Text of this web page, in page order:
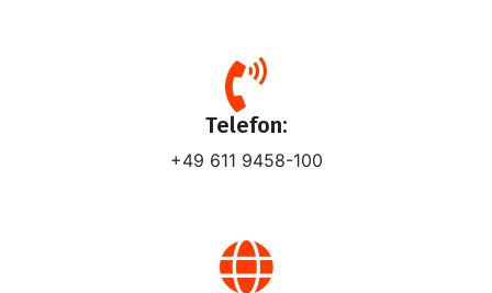
Telefon:
+49 611 9458-100